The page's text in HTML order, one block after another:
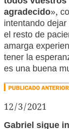
agradecido»,
intentando
el resto de
amarga
tener la
es una buena
12/3/2021